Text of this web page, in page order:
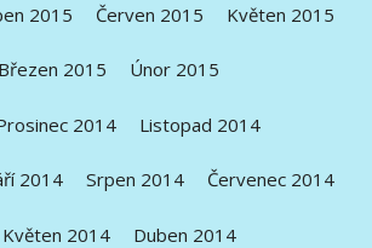
2015 Červen 2015 Květen 2015
Březen 2015 Únor 2015
2014 Listopad 2014
2014 Srpen 2014 Červenec 2014
Květen 2014 Duben 2014